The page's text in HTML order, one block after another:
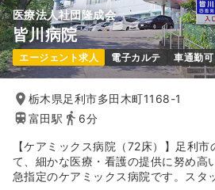
医療法人社団隆成会
皆川病院
エージェント求人 電子カルテ 車通勤可
栃木県足利市多田木町1168-1
富田駅
6分
【ケアミックス病院（72床）】足利
て、細かな医療・看護の提供に努め高
急指定のケアミックス病院です。スタ